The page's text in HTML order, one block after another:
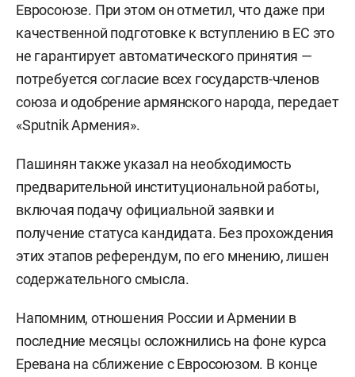
Евросоюзе. При этом он отметил, что даже при
качественной подготовке к вступлению в ЕС это
не гарантирует автоматического принятия —
потребуется согласие всех государств-членов
союза и одобрение армянского народа, передает
«Sputnik Армения».
Пашинян также указал на необходимость
предварительной институциональной работы,
включая подачу официальной заявки и
получение статуса кандидата. Без прохождения
этих этапов референдум, по его мнению, лишен
содержательного смысла.
Напомним, отношения России и Армении в
последние месяцы осложнились на фоне курса
Еревана на сближение с Евросоюзом. В конце